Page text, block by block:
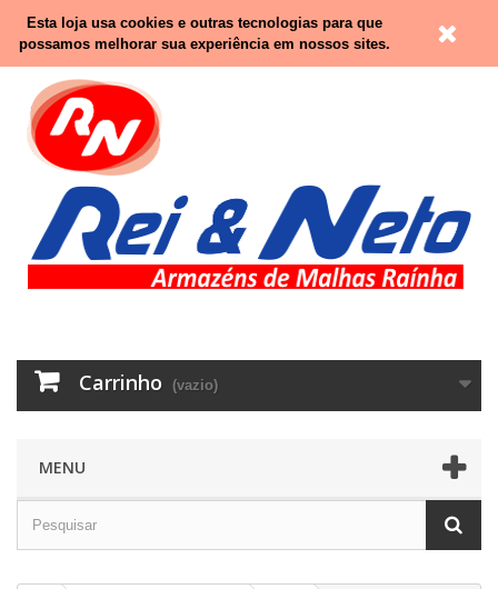
Contacte-nos
Carrinho (vazio)
MENU
Esta loja usa cookies e outras tecnologias para que
possamos melhorar sua experiência em nossos sites.